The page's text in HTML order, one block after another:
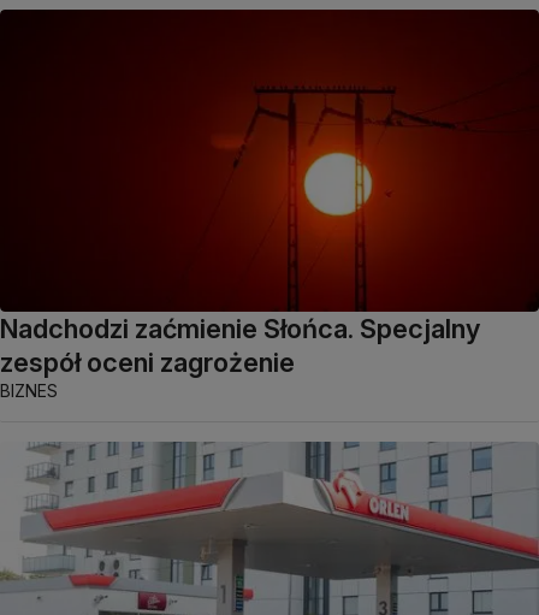
Nadchodzi zaćmienie Słońca. Specjalny
zespół oceni zagrożenie
BIZNES